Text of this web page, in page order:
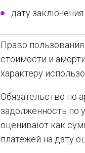
дату
Право
стоимости и
характеру
Обязательство по
задолженность по
оценивают как
платежей на дату